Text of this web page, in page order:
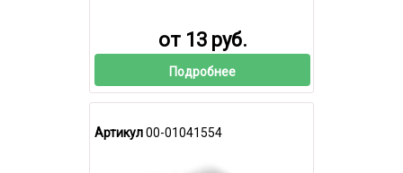
от 13 руб.
Подробнее
Артикул00-01041554